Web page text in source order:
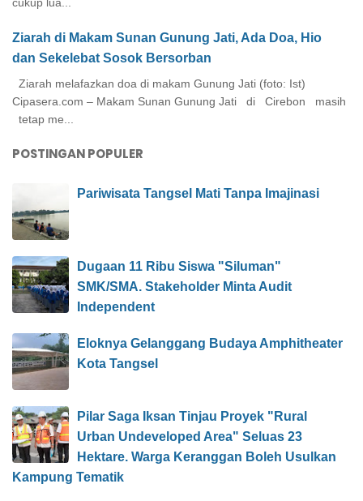
Ziarah di Makam Sunan Gunung Jati, Ada Doa, Hio
dan Sekelebat Sosok Bersorban
Ziarah melafazkan doa di makam Gunung Jati (foto: Ist)
Cipasera.com – Makam Sunan Gunung Jati di Cirebon masih
tetap me...
POSTINGAN POPULER
Pariwisata Tangsel Mati Tanpa Imajinasi
Dugaan 11 Ribu Siswa "Siluman"
SMK/SMA. Stakeholder Minta Audit
Independent
Eloknya Gelanggang Budaya Amphitheater
Kota Tangsel
Pilar Saga Iksan Tinjau Proyek "Rural
Urban Undeveloped Area" Seluas 23
Hektare. Warga Keranggan Boleh Usulkan
Kampung Tematik